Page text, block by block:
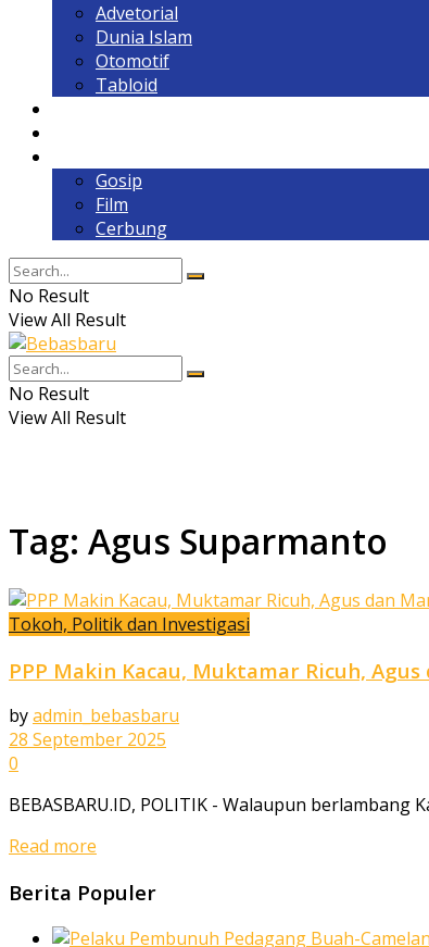
Advetorial
Dunia Islam
Otomotif
Tabloid
Gosip
Film
Cerbung
No Result
View All Result
No Result
View All Result
Tag: Agus Suparmanto
Tokoh, Politik dan Investigasi
PPP Makin Kacau, Muktamar Ricuh,
byadmin_bebasbaru
28 September 2025
0
BEBASBARU.ID, POLITIK - Walaupun
Read more
Berita Populer